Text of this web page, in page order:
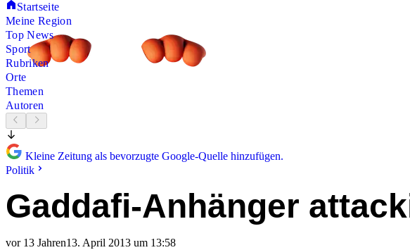
Startseite
Meine Region
Top News
Sport
Rubriken
Orte
Themen
Autoren
Kleine Zeitung als bevorzugte Google-Quelle hinzufügen.
Politik
Gaddafi-Anhänger
vor 13 Jahren13. April 2013 um 13:58